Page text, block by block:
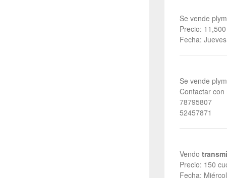
Se vende
Precio:
Fecha:
Se vende
Contactar con
78795807
52457871
Vendo
Precio: 150
Fecha: